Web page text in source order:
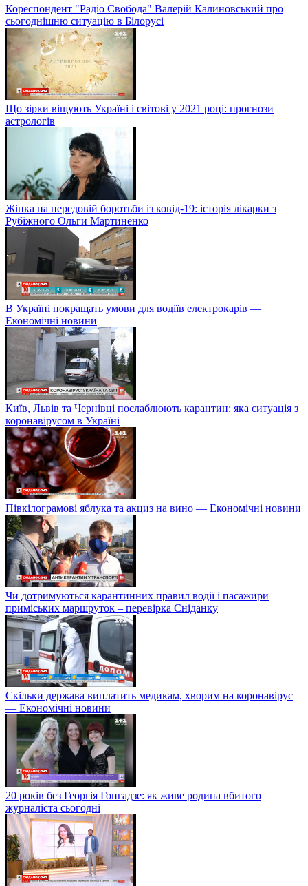
Кореспондент "Радіо Свобода" Валерій Калиновський про
сьогоднішню ситуацію в Білорусі
Що зірки віщують Україні і світові у 2021 році: прогнози
астрологів
Жінка на передовій боротьби із ковід-19: історія лікарки з
Рубіжного Ольги Мартиненко
В Україні покращать умови для водіїв електрокарів —
Економічні новини
Київ, Львів та Чернівці послаблюють карантин: яка ситуація з
коронавірусом в Україні
Півкілограмові яблука та акциз на вино — Економічні новини
Чи дотримуються карантинних правил водії і пасажири
приміських маршруток – перевірка Сніданку
Скільки держава виплатить медикам, хворим на коронавірус
— Економічні новини
20 років без Георгія Гонгадзе: як живе родина вбитого
журналіста сьогодні